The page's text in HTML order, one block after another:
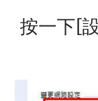
按一下[